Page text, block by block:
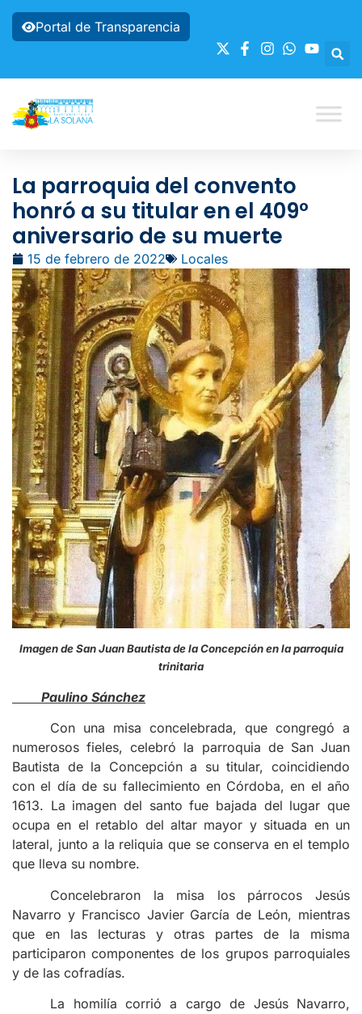
Portal de Transparencia
La parroquia del convento
honró a su titular en el 409º
aniversario de su muerte
15 de febrero de 2022 Locales
Imagen de San Juan Bautista de la Concepción en la parroquia
trinitaria
Paulino Sánchez
Con una misa concelebrada, que congregó a
numerosos fieles, celebró la parroquia de San Juan
Bautista de la Concepción a su titular, coincidiendo
con el día de su fallecimiento en Córdoba, en el año
1613. La imagen del santo fue bajada del lugar que
ocupa en el retablo del altar mayor y situada en un
lateral, junto a la reliquia que se conserva en el templo
que lleva su nombre.
Concelebraron la misa los párrocos Jesús
Navarro y Francisco Javier García de León, mientras
que en las lecturas y otras partes de la misma
participaron componentes de los grupos parroquiales
y de las cofradías.
La homilía corrió a cargo de Jesús Navarro,